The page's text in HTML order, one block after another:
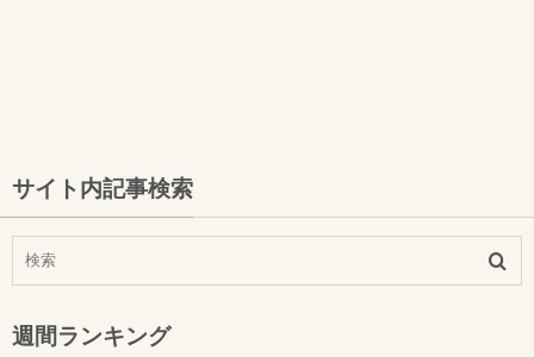
サイト内記事検索
週間ランキング